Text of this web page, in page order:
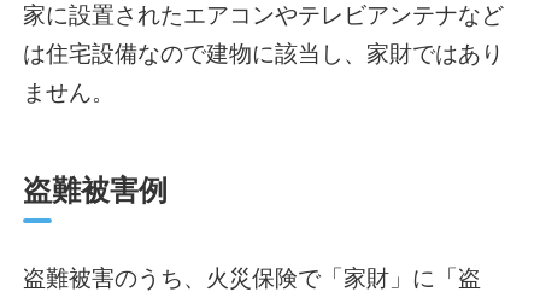
家に設置されたエアコンやテレビアンテナなど
は住宅設備なので建物に該当し、家財ではあり
ません。
盗難被害例
盗難被害のうち、火災保険で「家財」に「盗